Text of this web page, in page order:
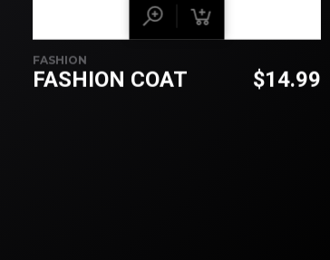
FASHION
FASHION COAT $14.99